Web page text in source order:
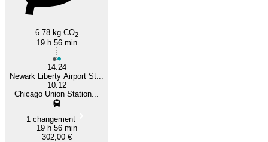
6.78 kg CO2
19 h 56 min
14:24
Newark Liberty Airport St...
10:12
Chicago Union Station...
1 changement
19 h 56 min
302,00 €